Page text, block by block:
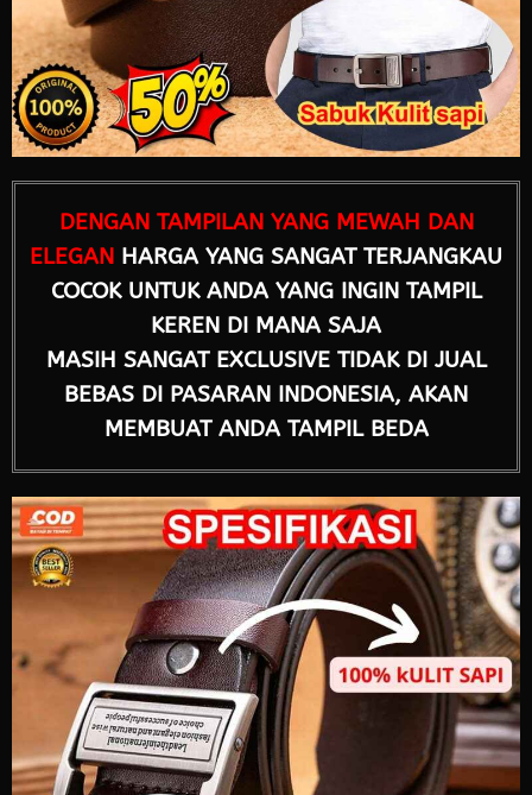
DENGAN TAMPILAN YANG MEWAH DAN
ELEGAN HARGA YANG SANGAT TERJANGKAU
COCOK UNTUK ANDA YANG INGIN TAMPIL
KEREN DI MANA SAJA
MASIH SANGAT EXCLUSIVE TIDAK DI JUAL
BEBAS DI PASARAN INDONESIA, AKAN
MEMBUAT ANDA TAMPIL BEDA